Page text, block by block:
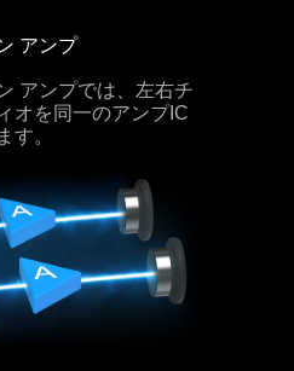
アンプ
アンプでは、左右チ
オを同一のアンプIC
す。